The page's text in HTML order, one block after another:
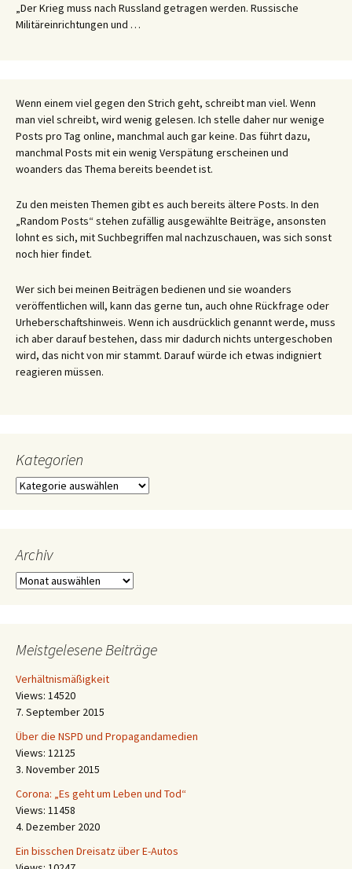
„Der Krieg muss nach Russland getragen werden. Russische
Militäreinrichtungen und …
Wenn einem viel gegen den Strich geht, schreibt man viel. Wenn
man viel schreibt, wird wenig gelesen. Ich stelle daher nur wenige
Posts pro Tag online, manchmal auch gar keine. Das führt dazu,
manchmal Posts mit ein wenig Verspätung erscheinen und
woanders das Thema bereits beendet ist.
Zu den meisten Themen gibt es auch bereits ältere Posts. In den
„Random Posts“ stehen zufällig ausgewählte Beiträge, ansonsten
lohnt es sich, mit Suchbegriffen mal nachzuschauen, was sich sonst
noch hier findet.
Wer sich bei meinen Beiträgen bedienen und sie woanders
veröffentlichen will, kann das gerne tun, auch ohne Rückfrage oder
Urheberschaftshinweis. Wenn ich ausdrücklich genannt werde, muss
ich aber darauf bestehen, dass mir dadurch nichts untergeschoben
wird, das nicht von mir stammt. Darauf würde ich etwas indigniert
reagieren müssen.
Kategorien
Kategorien
Archiv
Archiv
Meistgelesene Beiträge
Verhältnismäßigkeit
Views: 14520
7. September 2015
Über die NSPD und Propagandamedien
Views: 12125
3. November 2015
Corona: „Es geht um Leben und Tod“
Views: 11458
4. Dezember 2020
Ein bisschen Dreisatz über E-Autos